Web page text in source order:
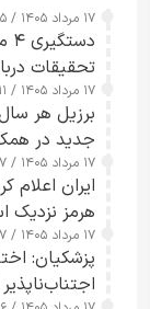
۱۷ مرداد ۱۴۰۵ / ۱۹:۰۵
تحقیقات
۱۷ مرداد ۱۴۰۵ / ۱۸:۱۱
برزیل هر
جدید در
۱۷ مرداد ۱۴۰۵ / ۱۷:۲۷
ایران اعلام
هرمز نزدیک
آبراه را آزاد
۱۷ مرداد ۱۴۰۵ / ۱۶:۴۷
پزشکیان: